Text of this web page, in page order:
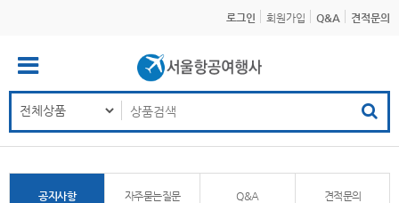
로그인 회원가입 Q&A 견적문의
공지사항 자주묻는질문 Q&A 견적문의